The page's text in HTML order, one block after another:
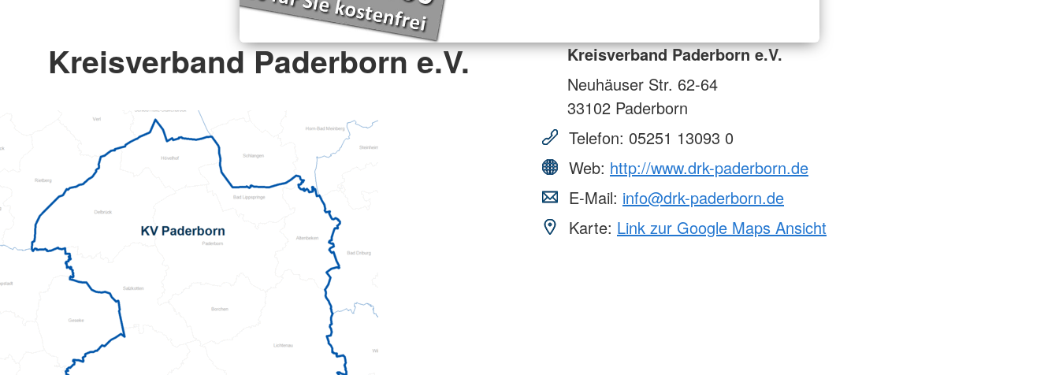
Kreisverband Paderborn e.V.
Kreisverband Paderborn e.V.
Neuhäuser Str. 62-64
33102 Paderborn
Telefon: 05251 13093 0
Web: http://www.drk-paderborn.de
E-Mail: info@drk-paderborn.de
Karte: Link zur Google Maps Ansicht